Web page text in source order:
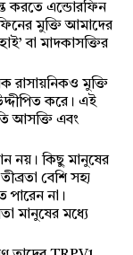
করতে এন্ডোরফিন
মুক্তি আমাদের
বা মাদকাসক্তির
রাসায়নিকও মুক্তি
করে। এই
আসক্তি এবং
নয়। কিছু মানুষের
বেশি সহ্য
না।
মানুষের মধ্যে